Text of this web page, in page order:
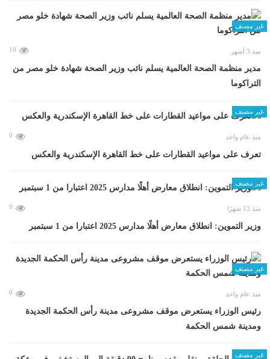
غير مصنف
منذ 3 أشهر 10
مدير منظمة الصحة العالمية يسلم نائب وزير الصحة شهادة خلو مصر من
التراكوما
غير مصنف
منذ عام واحد 0
تعرف على مواعيد القطارات على خط القاهرة الإسكندرية والعكس
غير مصنف
منذ 12 شهرًا 0
وزير التموين: انطلاق معارض أهلًا مدارس 2025 اعتبارا من 1 سبتمبر
غير مصنف
منذ عام واحد 0
رئيس الوزراء يستعرض موقف مشروعى مدينة رأس الحكمة الجديدة
ومدينة شمس الحكمة
غير مصنف